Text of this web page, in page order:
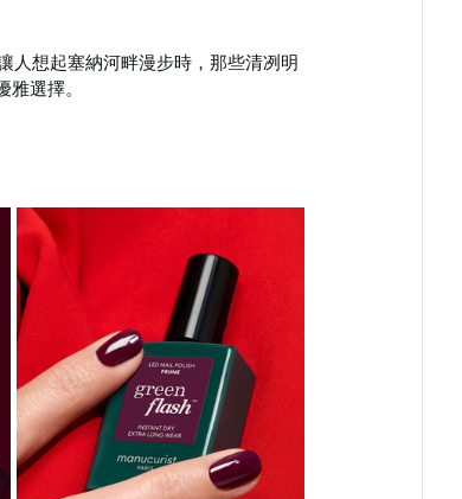
人想起塞納河畔漫步時，那些清冽明
選擇。